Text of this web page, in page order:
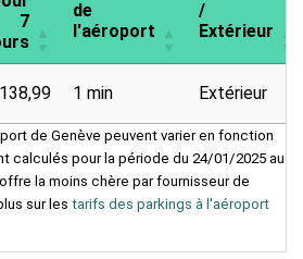
7
de
l'aéroport
/
Extérieur
138,99 1 min Extérieur
de Genève peuvent varier en fonction
calculés pour la période du 24/01/2025 au
la moins chère par fournisseur de
sur les tarifs des parkings à l'aéroport